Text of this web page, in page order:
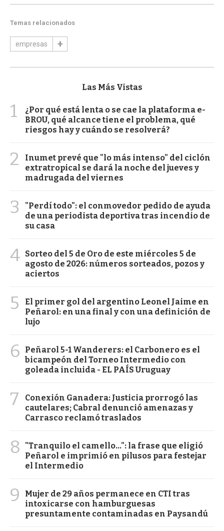
Temas relacionados
empresas
Las Más Vistas
1
¿Por qué está lenta o se cae la plataforma e-
BROU, qué alcance tiene el problema, qué
riesgos hay y cuándo se resolverá?
2
Inumet prevé que "lo más intenso" del ciclón
extratropical se dará la noche del jueves y
madrugada del viernes
3
"Perdí todo": el conmovedor pedido de ayuda
de una periodista deportiva tras incendio de
su casa
4 Sorteo del 5 de Oro de este miércoles 5 de
agosto de 2026: números sorteados, pozos y
aciertos
5
El primer gol del argentino Leonel Jaime en
Peñarol: en una final y con una definición de
lujo
6
Peñarol 5-1 Wanderers: el Carbonero es el
bicampeón del Torneo Intermedio con
goleada incluida - EL PAÍS Uruguay
7
Conexión Ganadera: Justicia prorrogó las
cautelares; Cabral denunció amenazas y
Carrasco reclamó traslados
8
"Tranquilo el camello...": la frase que eligió
Peñarol e imprimió en pilusos para festejar
el Intermedio
9
Mujer de 29 años permanece en CTI tras
intoxicarse con hamburguesas
presuntamente contaminadas en Paysandú